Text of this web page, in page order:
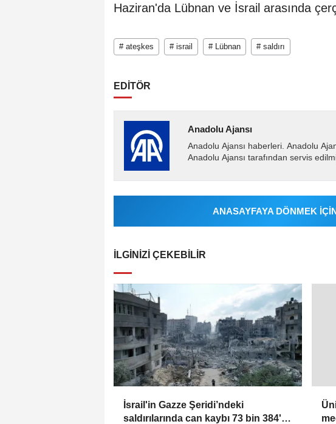
Haziran'da Lübnan ve İsrail arasında
# ateşkes # israil # Lübnan # saldırı
EDİTÖR
Anadolu Ajansı
Anadolu Ajansı haberleri. Anadolu
Anadolu Ajansı tarafından servis
ANASAYFAYA DÖNMEK
İLGINIZI ÇEKEBILIR
İsrail'in Gazze Şeridi’ndeki
saldırılarında can kaybı 73 bin 384'e